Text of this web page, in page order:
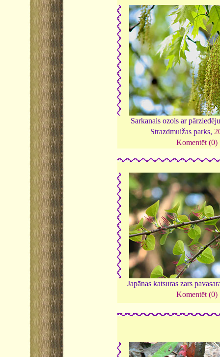
Sarkanais ozols ar
Strazdmuižas parks,
Komentēt (0)
Japānas katsuras zars
Komentēt (0)